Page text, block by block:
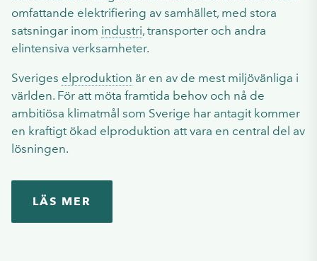
omfattande elektrifiering av samhället, med stora
satsningar inom industri, transporter och andra
elintensiva verksamheter.
Sveriges elproduktion är en av de mest miljövänliga i
världen. För att möta framtida behov och nå de
ambitiösa klimatmål som Sverige har antagit kommer
en kraftigt ökad elproduktion att vara en central del av
lösningen.
LÄS MER